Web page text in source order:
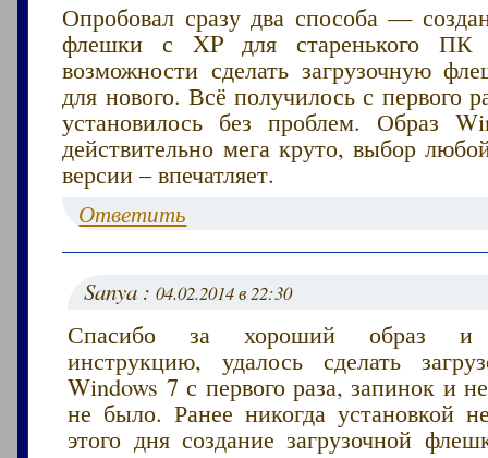
Опробовал сразу два способа —
флешки с XP для старенького
возможности сделать загрузочную
для нового. Всё получилось с первого
установилось без проблем. Образ
действительно мега круто, выбор
версии – впечатляет.
Ответить
Sanya :04.02.2014 в 22:30
Спасибо за хороший образ и
инструкцию, удалось сделать
Windows 7 с первого раза, запинок и
не было. Ранее никогда установкой
этого дня создание загрузочной